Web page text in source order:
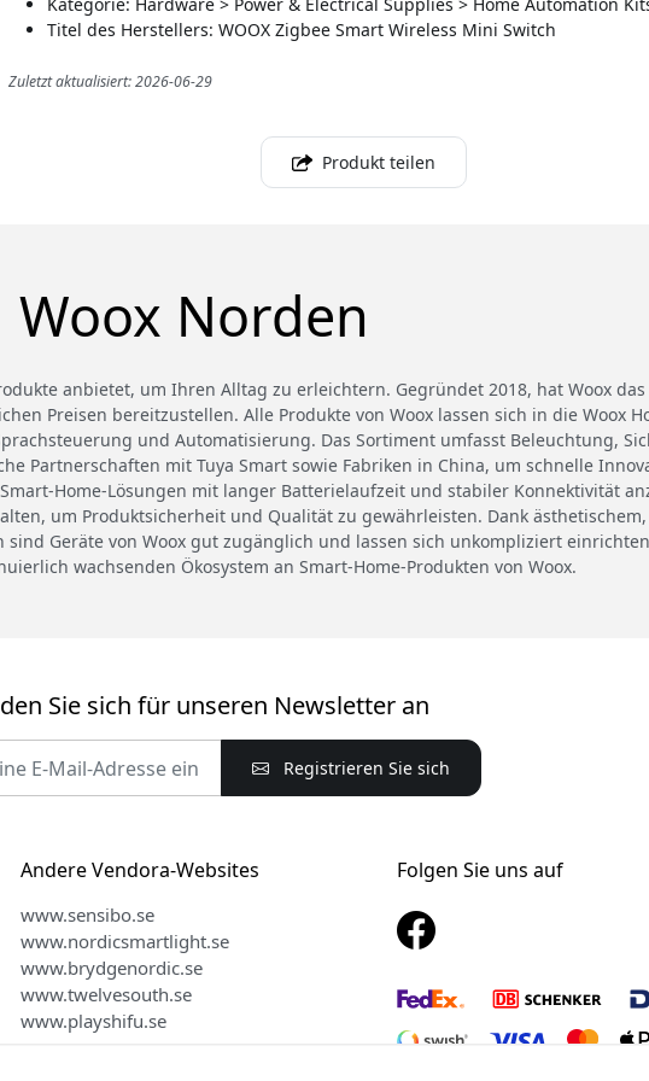
Titel des Herstellers: WOOX Zigbee Smart Wireless Mini Switch
Zuletzt aktualisiert: 2026-06-29
Produkt teilen
Woox Norden
anbietet, um Ihren Alltag zu erleichtern. Gegründet 2018, hat Woox
Preisen bereitzustellen. Alle Produkte von Woox lassen sich in die Woox
und Automatisierung. Das Sortiment umfasst Beleuchtung,
Partnerschaften mit Tuya Smart sowie Fabriken in China, um schnelle
Home-Lösungen mit langer Batterielaufzeit und stabiler Konnektivität
um Produktsicherheit und Qualität zu gewährleisten. Dank
Geräte von Woox gut zugänglich und lassen sich unkompliziert
wachsenden Ökosystem an Smart-Home-Produkten von Woox.
Sie sich für unseren Newsletter an
Registrieren Sie sich
Andere Vendora-Websites
www.sensibo.se
www.nordicsmartlight.se
www.brydgenordic.se
www.twelvesouth.se
www.playshifu.se
Folgen Sie uns auf